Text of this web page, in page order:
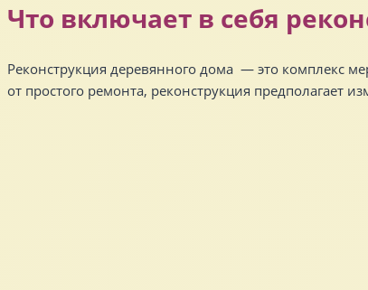
Что включает в себя
Реконструкция деревянного дома — это комплекс
от простого ремонта, реконструкция